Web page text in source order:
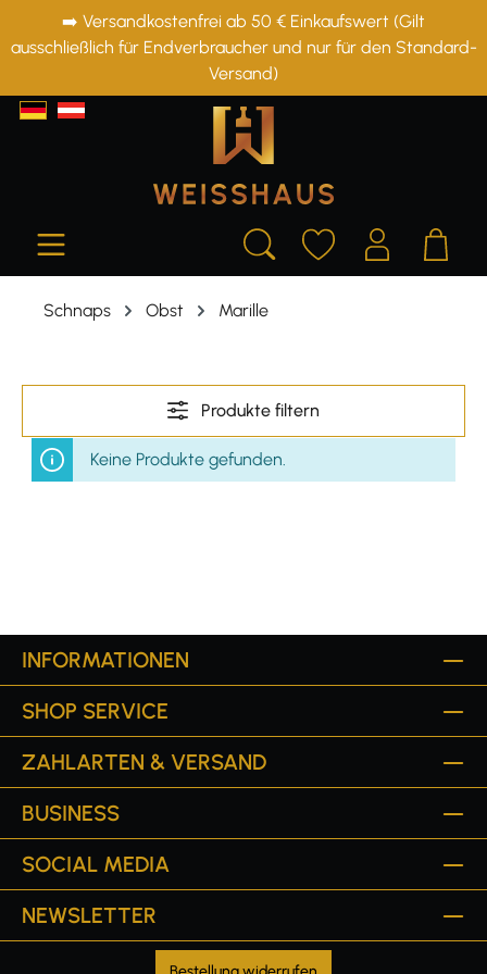
springen
➡️ Versandkostenfrei ab 50 € Einkaufswert (Gilt
ausschließlich für Endverbraucher und nur für den Standard-
Versand)
Schnaps Obst Marille
Produkte filtern
Keine Produkte gefunden.
INFORMATIONEN
SHOP SERVICE
ZAHLARTEN & VERSAND
BUSINESS
SOCIAL MEDIA
NEWSLETTER